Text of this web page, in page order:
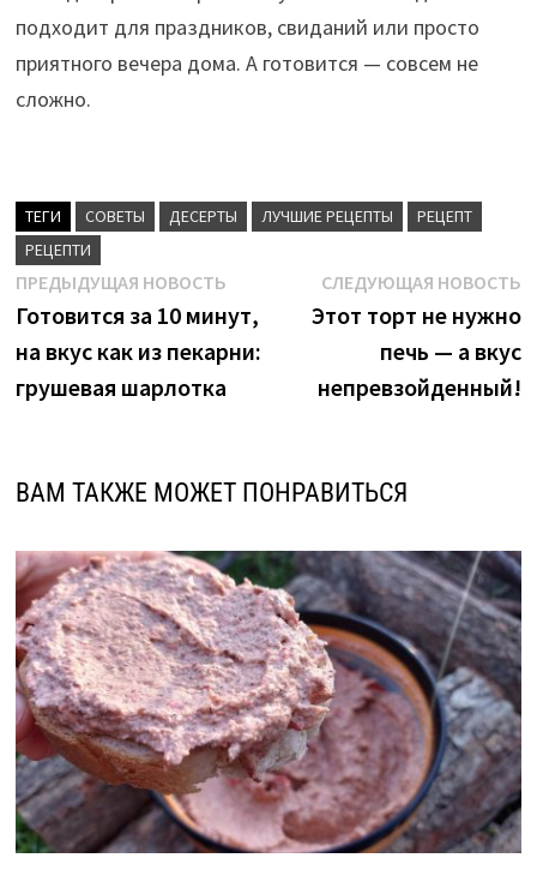
подходит для праздников, свиданий или просто
приятного вечера дома. А готовится — совсем не
сложно.
ТЕГИ CОВЕТЫ ДЕСЕРТЫ ЛУЧШИЕ РЕЦЕПТЫ
РЕЦЕПТ
РЕЦЕПТИ
Навигация
по
записям
ПРЕДЫДУЩАЯ НОВОСТЬПредыдущая
новость:
Готовится за 10 минут,
на вкус как из пекарни:
грушевая шарлотка
СЛЕДУЮЩАЯ НОВОСТЬ
Этот торт не нужно
печь — а вкус
непревзойденный!
ВАМ ТАКЖЕ МОЖЕТ ПОНРАВИТЬСЯ